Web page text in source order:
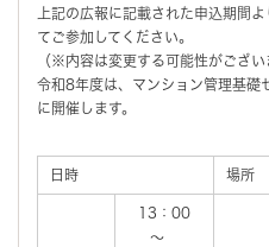
上記の広報に記載された申込期間
てご参加してください。
（※内容は変更する可能性がござい
令和8年度は、マンション管理基礎
に開催します。
日時 場所
13：00
～